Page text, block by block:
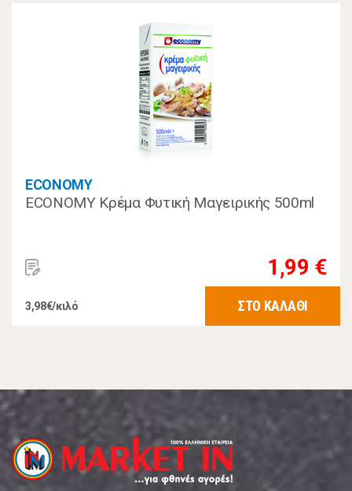
ECONOMY
ECONOMY Κρέμα Φυτική Μαγειρικής 500ml
1,99 €
3,98€/κιλό ΣΤΟ ΚΑΛΑΘΙ